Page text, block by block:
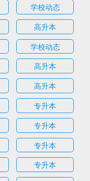
学校动态
高升本
学校动态
高升本
高升本
专升本
专升本
专升本
专升本